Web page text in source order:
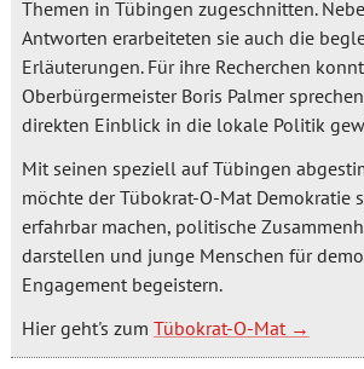
Themen in Tübingen zugeschnitten.
Antworten erarbeiteten sie auch die
Erläuterungen. Für ihre Recherchen
Oberbürgermeister Boris Palmer
direkten Einblick in die lokale Politik
Mit seinen speziell auf Tübingen
möchte der Tübokrat-O-Mat Demokratie
erfahrbar machen, politische
darstellen und junge Menschen für
Engagement begeistern.
Hier geht's zum Tübokrat-O-Mat